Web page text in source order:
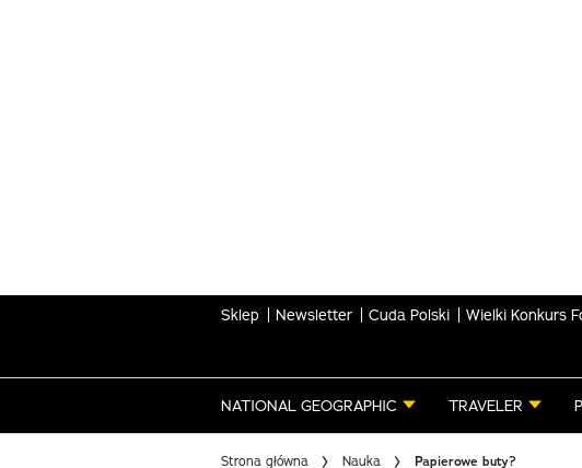
Sklep Newsletter Cuda Polski Wielki Konkurs
NATIONAL GEOGRAPHIC TRAVELER
Strona główna Nauka Papierowe buty?